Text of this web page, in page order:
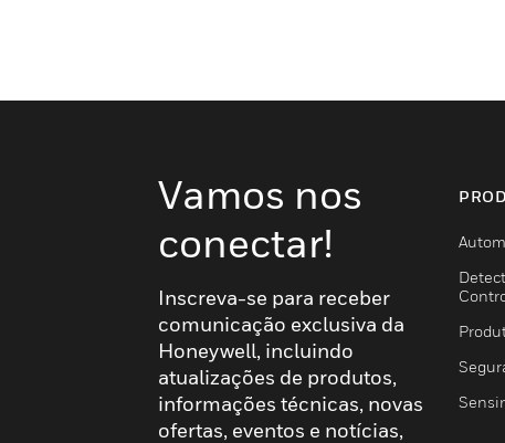
Vamos nos
conectar!
Inscreva-se para receber
comunicação exclusiva da
Honeywell, incluindo
atualizações de produtos,
informações técnicas, novas
ofertas, eventos e notícias,